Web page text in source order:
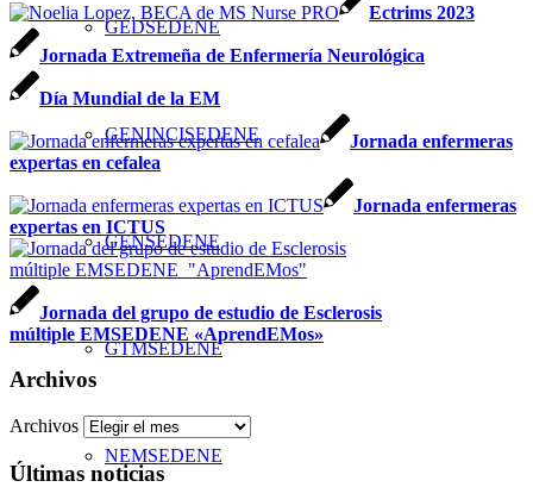
GEDSEDENE
GENINCISEDENE
GENSEDENE
GTMSEDENE
NEMSEDENE
Ectrims 2023
Jornada Extremeña de Enfermería Neurológica
Día Mundial de la EM
Jornada enfermeras
expertas en cefalea
Jornada enfermeras
expertas en ICTUS
Jornada del grupo de estudio de Esclerosis
múltiple EMSEDENE «AprendEMos»
Archivos
Archivos
Últimas noticias